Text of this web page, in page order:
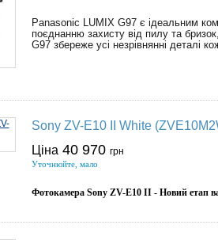
Panasonic LUMIX G97 є ідеальним
поєднанню захисту від пилу та
G97 збереже усі незрівнянні деталі
Sony ZV-E10 II White
Ціна 40 970 грн
Уточнюйте, мало
Фотокамера Sony ZV-E10 II - Новий етап